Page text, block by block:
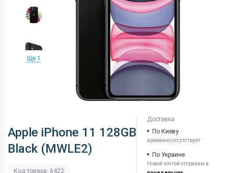
Ще 1
Apple iPhone 11 128GB
Black (MWLE2)
Код товара: 6422
Доставка
По Киеву
временно отсутствует
По Украине
Новой почтой отправим в